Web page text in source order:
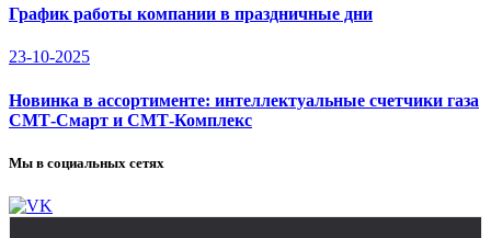
График работы компании в праздничные дни
23-10-2025
Новинка в ассортименте: интеллектуальные счетчики газа
СМТ-Смарт и СМТ-Комплекс
Мы в социальных сетях